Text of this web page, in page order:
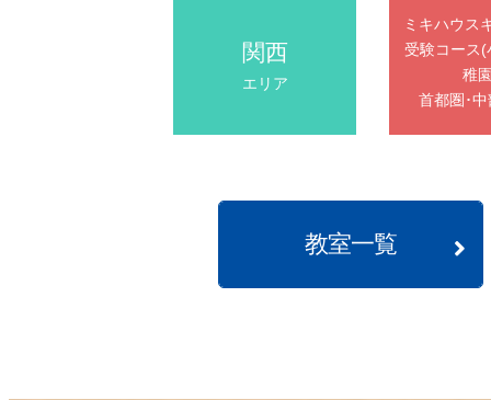
関西
エリア
ミキハウス
受験コース(
稚
首都圏･
教室一覧